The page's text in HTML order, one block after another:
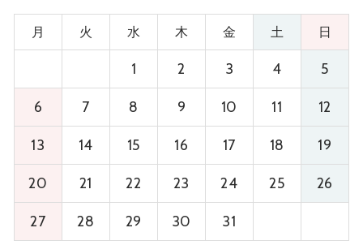
月 火 水 木 金 土 日
1 2 3 4 5
6 7 8 9 10 11 12
13 14 15 16 17 18 19
20 21 22 23 24 25 26
27 28 29 30 31